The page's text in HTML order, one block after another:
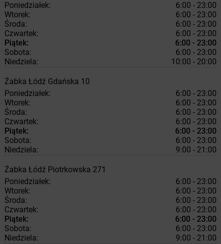
Poniedziałek:
6:00 - 23:00
Wtorek:
6:00 - 23:00
Środa:
6:00 - 23:00
Czwartek:
6:00 - 23:00
Piątek:
6:00 - 23:00
Sobota:
6:00 - 23:00
Niedziela:
10:00 - 20:00
Żabka Łódź Gdańska 10
Poniedziałek:
6:00 - 23:00
Wtorek:
6:00 - 23:00
Środa:
6:00 - 23:00
Czwartek:
6:00 - 23:00
Piątek:
6:00 - 23:00
Sobota:
6:00 - 23:00
Niedziela:
9:00 - 21:00
Żabka Łódź Piotrkowska 271
Poniedziałek:
6:00 - 23:00
Wtorek:
6:00 - 23:00
Środa:
6:00 - 23:00
Czwartek:
6:00 - 23:00
Piątek:
6:00 - 23:00
Sobota:
6:00 - 23:00
Niedziela:
9:00 - 21:00